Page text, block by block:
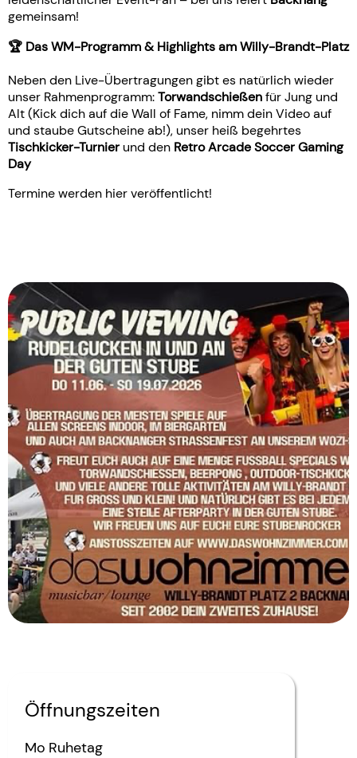
gemeinsam!
🏆 Das WM-Programm & Highlights am Willy-Brandt-Platz
Neben den Live-Übertragungen gibt es natürlich wieder
unser Rahmenprogramm:Torwandschießenfür Jung und
Alt (Kick dich auf die Wall of Fame, nimm dein Video auf
und staube Gutscheine ab!), unser heiß begehrtes
Tischkicker-Turnier und den Retro Arcade Soccer Gaming
Day
Termine werden hier veröffentlicht!
Öffnungszeiten
Mo Ruhetag